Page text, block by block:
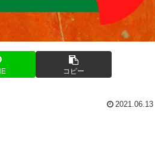
コピー
2021.06.13